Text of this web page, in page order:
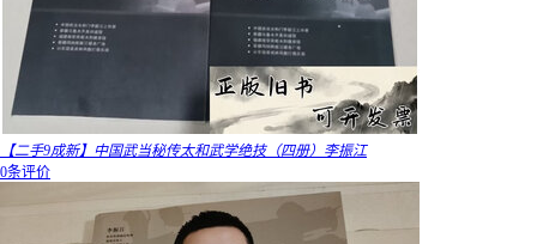
【二手9成新】中国武当秘传太和武学绝技（四册）李振江
0条评价